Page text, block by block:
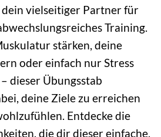
vielseitiger Partner für
Training.
stärken, deine
oder einfach nur Stress
dieser Übungsstab
deine Ziele zu erreichen
Entdecke die
die dir dieser einfache,